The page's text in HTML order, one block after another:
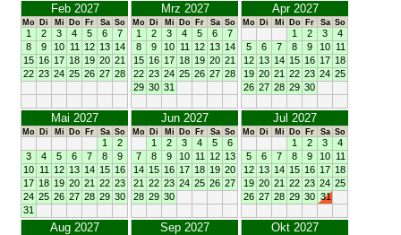
Feb 2027
Mo Di Mi Do Fr Sa So
1 2 3 4 5 6
7
8
9 10 11 12 13 14
15 16 17 18 19 20 21
22 23 24 25 26 27 28
Mrz 2027
Mo Di Mi Do Fr Sa So
1 2 3 4 5 6
7
8
9 10 11 12 13 14
15 16 17 18 19 20 21
22 23 24 25 26 27 28
29 30 31
Apr 2027
Mo Di Mi Do Fr Sa So
1 2 3
4
5
6 7 8 9 10 11
12 13 14 15 16 17 18
19 20 21 22 23 24 25
26 27 28 29 30
Mai 2027
Mo Di Mi Do Fr Sa So
1
2
3
4 5 6 7 8
9
10 11 12 13 14 15 16
17 18 19 20 21 22 23
24 25 26 27 28 29 30
31
Jun 2027
Mo Di Mi Do Fr Sa So
1 2 3 4 5
6
7
8 9 10 11 12 13
14 15 16 17 18 19 20
21 22 23 24 25 26 27
28 29 30
Jul 2027
Mo Di Mi Do Fr Sa So
1 2 3
4
5
6 7 8 9 10 11
12 13 14 15 16 17 18
19 20 21 22 23 24 25
26 27 28 29 30 31
Aug 2027 Sep 2027 Okt 2027